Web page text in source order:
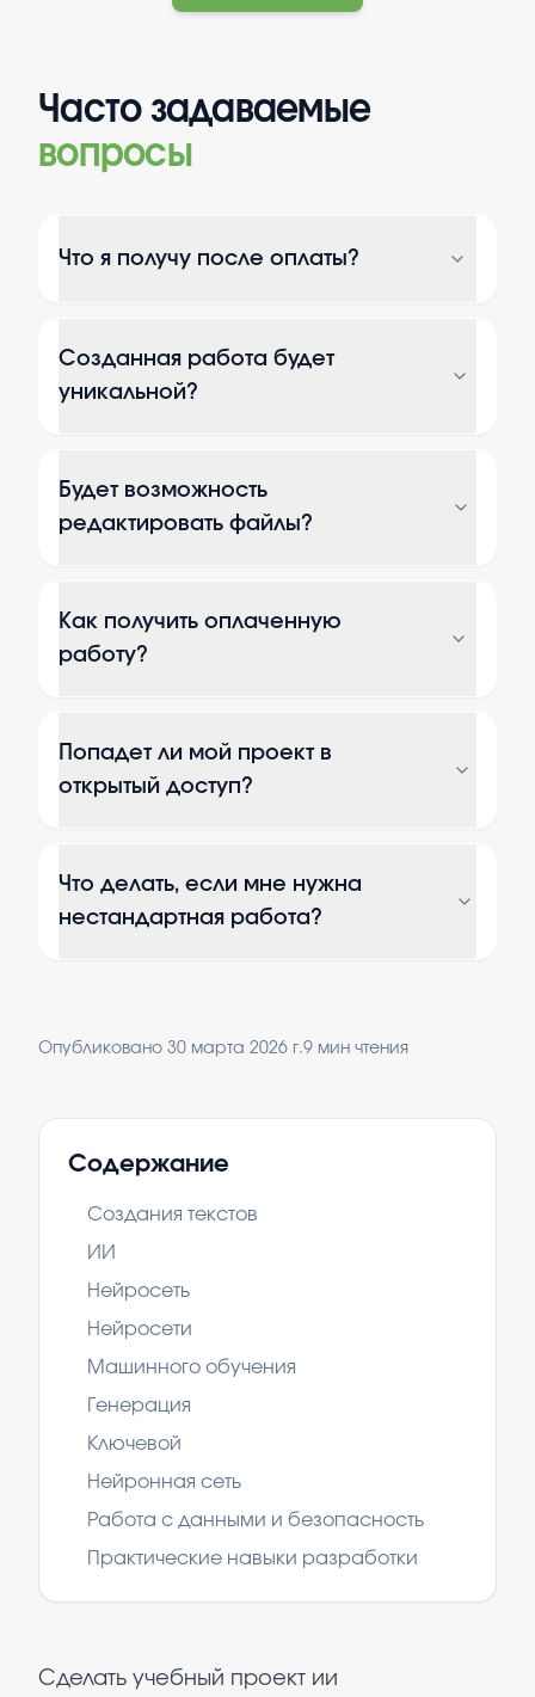
Часто задаваемые
вопросы
Что я получу после оплаты?
Созданная работа будет
уникальной?
Будет возможность
редактировать файлы?
Как получить оплаченную
работу?
Попадет ли мой проект в
открытый доступ?
Что делать, если мне нужна
нестандартная работа?
Опубликовано 30 марта 2026 г.9 мин чтения
Содержание
Создания текстов
ИИ
Нейросеть
Нейросети
Машинного обучения
Генерация
Ключевой
Нейронная сеть
Работа с данными и безопасность
Практические навыки разработки
Сделать учебный проект ии